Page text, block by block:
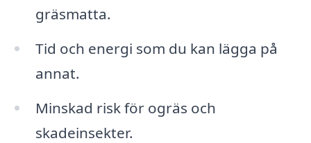
gräsmatta.
Tid och energi som du kan lägga på
annat.
Minskad risk för ogräs och
skadeinsekter.